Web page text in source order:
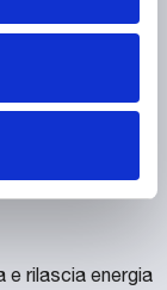
e rilascia energia